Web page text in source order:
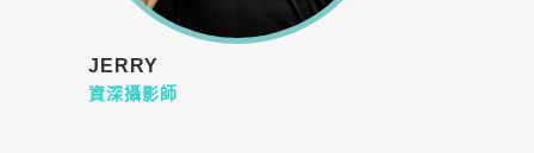
JERRY
資深攝影師